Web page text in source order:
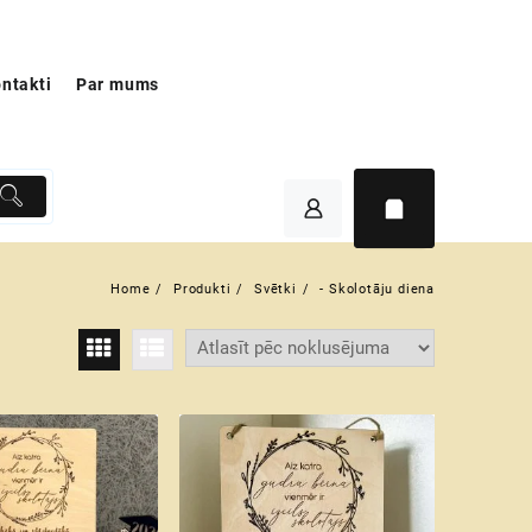
Par mums
Home Produkti Svētki - Skolotāju diena